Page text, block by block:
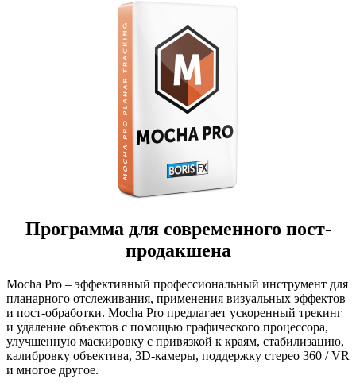
Программа для современного пост-
продакшена
Mocha Pro – эффективный профессиональный инструмент для
планарного отслеживания, применения визуальных эффектов
и пост-обработки. Mocha Pro предлагает ускоренный трекинг
и удаление объектов с помощью графического процессора,
улучшенную маскировку с привязкой к краям, стабилизацию,
калибровку объектива, 3D-камеры, поддержку стерео 360 / VR
и многое другое.